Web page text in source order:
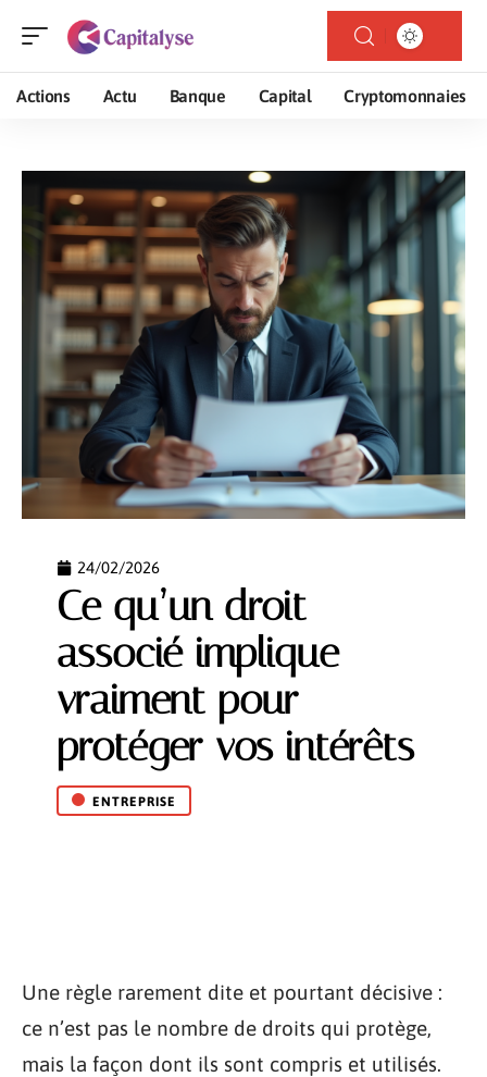
Actions Actu Banque Capital Cryptomonnaies
24/02/2026
Ce qu’un droit
associé implique
vraiment pour
protéger vos intérêts
ENTREPRISE
Une règle rarement dite et pourtant décisive :
ce n’est pas le nombre de droits qui protège,
mais la façon dont ils sont compris et utilisés.